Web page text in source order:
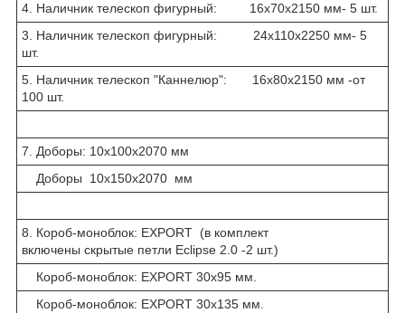
4. Наличник телескоп фигурный: 16х70х2150 мм- 5 шт.
3. Наличник телескоп фигурный: 24х110х2250 мм- 5
шт.
5. Наличник телескоп "Каннелюр": 16х80х2150 мм -от
100 шт.
7. Доборы: 10х100х2070 мм
Доборы 10х150х2070 мм
8. Короб-моноблок: EXPORT (в комплект
включены скрытые петли Eclipse 2.0 -2 шт.)
Короб-моноблок: EXPORT 30х95 мм.
Короб-моноблок: EXPORT 30х135 мм.